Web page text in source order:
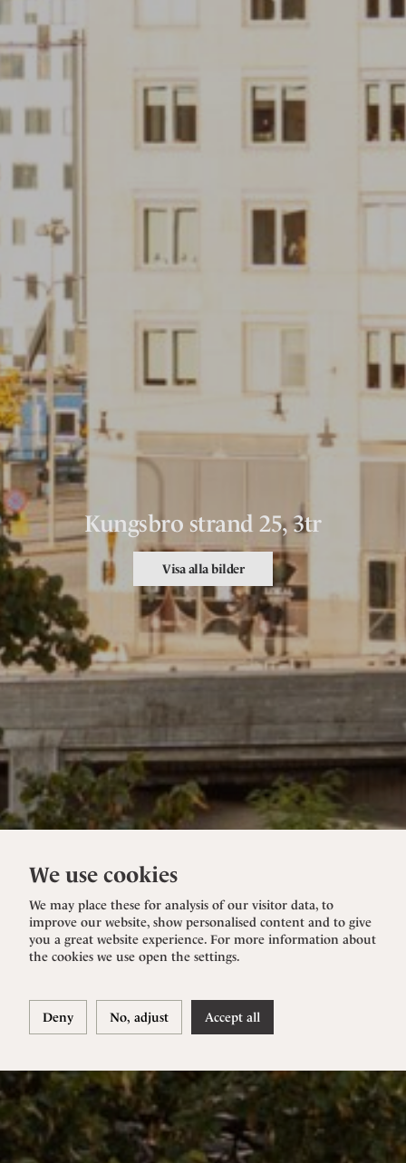
Kungsbro strand 25, 3tr
Visa alla bilder
We use cookies
We may place these for analysis of our visitor data, to
improve our website, show personalised content and to give
you a great website experience. For more information about
the cookies we use open the settings.
Deny No, adjust Accept all